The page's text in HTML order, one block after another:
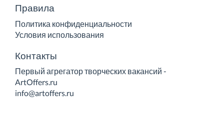
Правила
Политика конфиденциальности
Условия использования
Контакты
Первый агрегатор творческих вакансий -
ArtOffers.ru
info@artoffers.ru